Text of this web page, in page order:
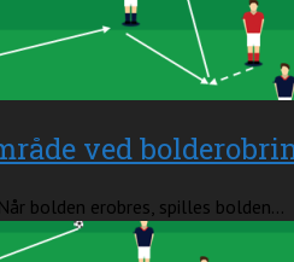
ved
bolden erobres, spilles bolden...